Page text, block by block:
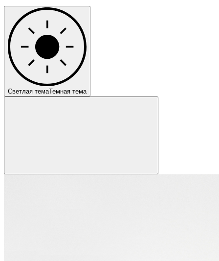
Светлая темаТемная тема